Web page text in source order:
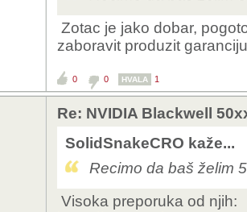
Zotac je jako dobar,
zaboravit produzit
0 0 HVALA 1
Re: NVIDIA Blackwell
SolidSnakeCRO kaže...
Recimo da baš želim
Visoka preporuka od njih: